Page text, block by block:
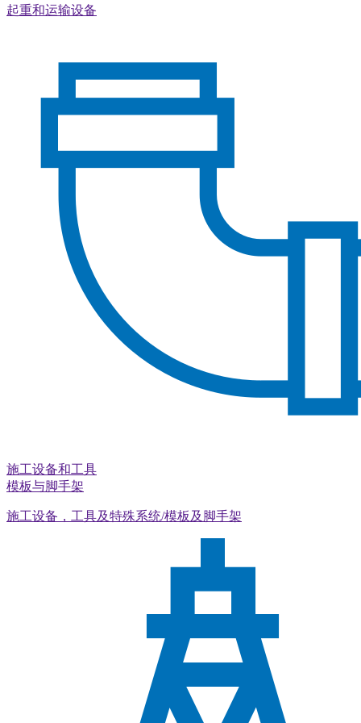
起重和运输设备
施工设备和工具
模板与脚手架
施工设备，工具及特殊系统/模板及脚手架